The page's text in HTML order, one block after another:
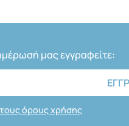
μας εγγραφείτε:
όρους χρήσης